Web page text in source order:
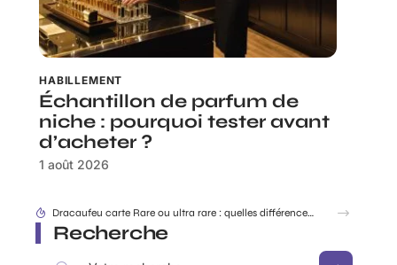
HABILLEMENT
Échantillon de parfum de
niche : pourquoi tester avant
d’acheter ?
1 août 2026
Rabbit Finder : découvrir l’appli pour ne plus égarer ses affaires
Recherche